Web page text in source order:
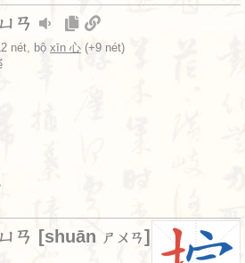
ㄢ
nét, bộ xīn 心 (+9 nét)
ㄢ [shuān ㄕㄨㄢ]